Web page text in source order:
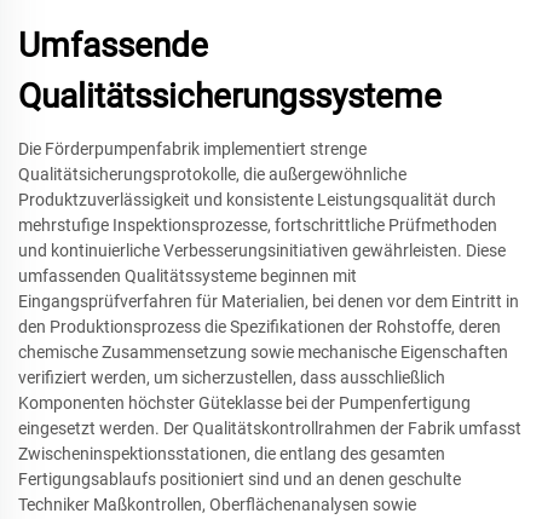
Umfassende
Qualitätssicherungssysteme
Die Förderpumpenfabrik implementiert strenge
Qualitätsicherungsprotokolle, die außergewöhnliche
Produktzuverlässigkeit und konsistente Leistungsqualität durch
mehrstufige Inspektionsprozesse, fortschrittliche Prüfmethoden
und kontinuierliche Verbesserungsinitiativen gewährleisten. Diese
umfassenden Qualitätssysteme beginnen mit
Eingangsprüfverfahren für Materialien, bei denen vor dem Eintritt in
den Produktionsprozess die Spezifikationen der Rohstoffe, deren
chemische Zusammensetzung sowie mechanische Eigenschaften
verifiziert werden, um sicherzustellen, dass ausschließlich
Komponenten höchster Güteklasse bei der Pumpenfertigung
eingesetzt werden. Der Qualitätskontrollrahmen der Fabrik umfasst
Zwischeninspektionsstationen, die entlang des gesamten
Fertigungsablaufs positioniert sind und an denen geschulte
Techniker Maßkontrollen, Oberflächenanalysen sowie